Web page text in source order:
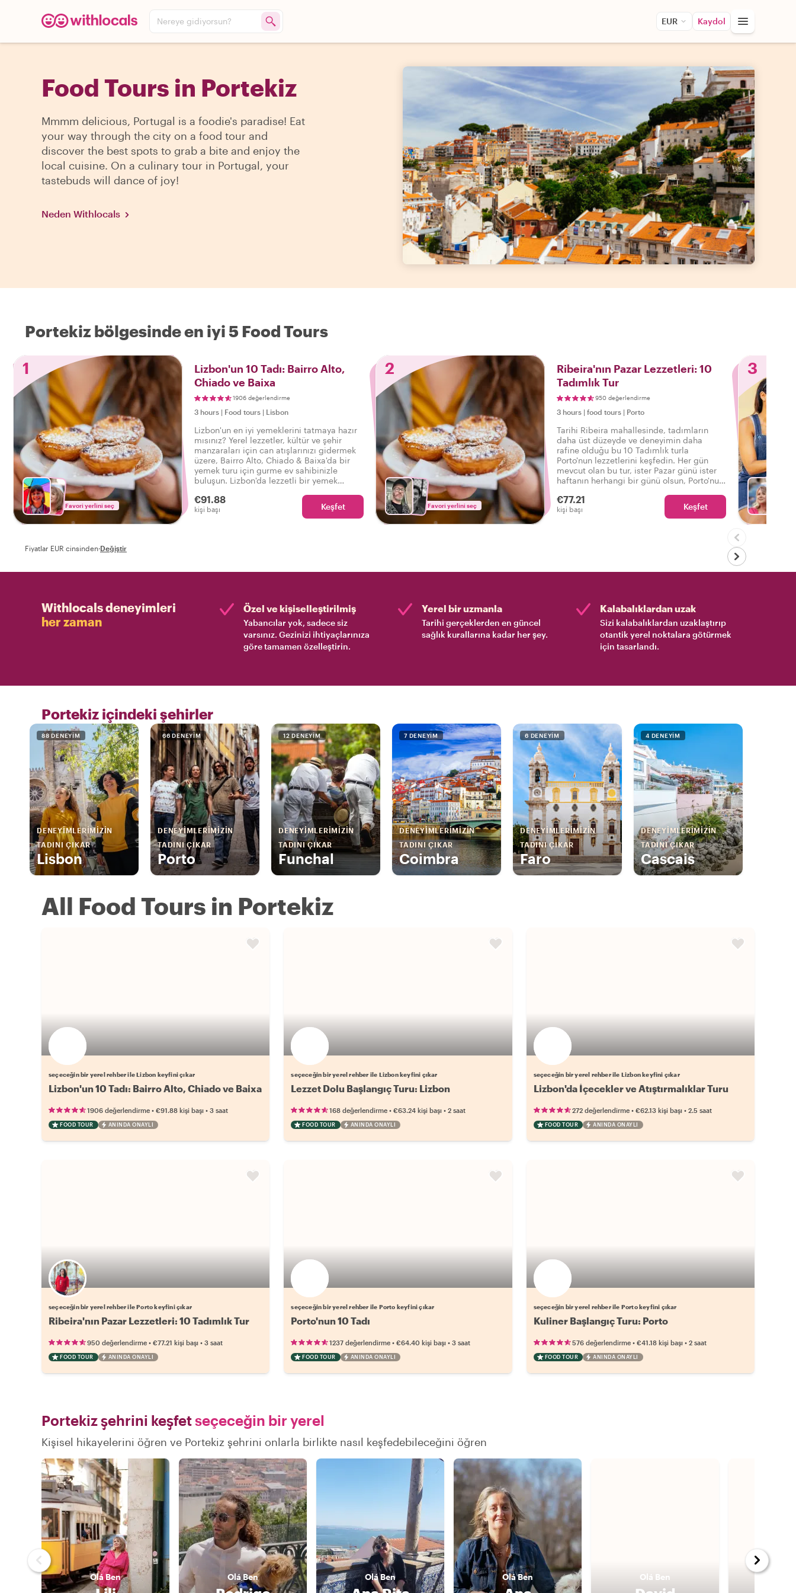
Nereye gidiyorsun? EUR Kaydol
Food Tours in Portekiz
Mmmm delicious, Portugal is a foodie's paradise! Eat
your way through the city on a food tour and
discover the best spots to grab a bite and enjoy the
local cuisine. On a culinary tour in Portugal, your
tastebuds will dance of joy!
Neden Withlocals
Portekiz bölgesinde en iyi 5 Food Tours
1
Favori yerlini seç
Lizbon'un 10 Tadı: Bairro Alto,
Chiado ve Baixa
1906 değerlendirme
3 hours | Food tours | Lisbon
Lizbon'un en iyi yemeklerini tatmaya hazır
mısınız? Yerel lezzetler, kültür ve şehir
manzaraları için can atışlarınızı gidermek
üzere, Bairro Alto, Chiado & Baixa'da bir
yemek turu için gurme ev sahibinizle
buluşun. Lizbon'da lezzetli bir yemek
ve içeceklerin tadını çıkarın.
€91.88
kişi başı Keşfet
2
Favori yerlini seç
Ribeira'nın Pazar Lezzetleri: 10
Tadımlık Tur
950 değerlendirme
3 hours | food tours | Porto
Tarihi Ribeira mahallesinde, tadımların
daha üst düzeyde ve deneyimin daha
rafine olduğu bu 10 Tadımlık turla
Porto'nun lezzetlerini keşfedin. Her gün
mevcut olan bu tur, ister Pazar günü ister
haftanın herhangi bir günü olsun, Porto'nun
isteyenler için idealdir!
€77.21
kişi başı Keşfet
3
Fiyatlar EUR cinsinden·Değiştir
Withlocals deneyimleri
her zaman
Özel ve kişiselleştirilmiş
Yabancılar yok, sadece siz
varsınız. Gezinizi ihtiyaçlarınıza
göre tamamen özelleştirin.
Yerel bir uzmanla
Tarihi gerçeklerden en güncel
sağlık kurallarına kadar her şey.
Kalabalıklardan uzak
Sizi kalabalıklardan uzaklaştırıp
otantik yerel noktalara götürmek
için tasarlandı.
Portekiz içindeki şehirler
88 DENEYIM
DENEYIMLERIMIZIN
TADINI ÇIKAR
Lisbon
66 DENEYIM
DENEYIMLERIMIZIN
TADINI ÇIKAR
Porto
12 DENEYIM
DENEYIMLERIMIZIN
TADINI ÇIKAR
Funchal
7 DENEYIM
DENEYIMLERIMIZIN
TADINI ÇIKAR
Coimbra
6 DENEYIM
DENEYIMLERIMIZIN
TADINI ÇIKAR
Faro
4 DENEYIM
DENEYIMLERIMIZIN
TADINI ÇIKAR
Cascais
All Food Tours in Portekiz
seçeceğin bir yerel rehber ile Lizbon keyfini çıkar
Lizbon'un 10 Tadı: Bairro Alto, Chiado ve Baixa
1906 değerlendirme • €91.88 kişi başı • 3 saat
FOOD TOUR ANINDA ONAYLI
seçeceğin bir yerel rehber ile Lizbon keyfini çıkar
Lezzet Dolu Başlangıç Turu: Lizbon
168 değerlendirme •€63.24 kişi başı •2 saat
FOOD TOUR ANINDA ONAYLI
seçeceğin bir yerel rehber ile Lizbon keyfini çıkar
Lizbon'da İçecekler ve Atıştırmalıklar Turu
272 değerlendirme• €62.13 kişi başı• 2.5 saat
FOOD TOUR ANINDA ONAYLI
seçeceğin bir yerel rehber ile Porto keyfini çıkar
Ribeira'nın Pazar Lezzetleri: 10 Tadımlık Tur
950 değerlendirme • €77.21 kişi başı • 3 saat
FOOD TOUR ANINDA ONAYLI
seçeceğin bir yerel rehber ile Porto keyfini çıkar
Porto'nun 10 Tadı
1237 değerlendirme •€64.40 kişi başı •3 saat
FOOD TOUR ANINDA ONAYLI
seçeceğin bir yerel rehber ile Porto keyfini çıkar
Kuliner Başlangıç Turu: Porto
576 değerlendirme• €41.18 kişi başı• 2 saat
FOOD TOUR ANINDA ONAYLI
Portekiz şehrini keşfetseçeceğin bir yerel
Kişisel hikayelerini öğren ve Portekiz şehrini onlarla birlikte nasıl keşfedebileceğini öğren
Olá Ben Olá Ben OláBen OláBen Olá Ben